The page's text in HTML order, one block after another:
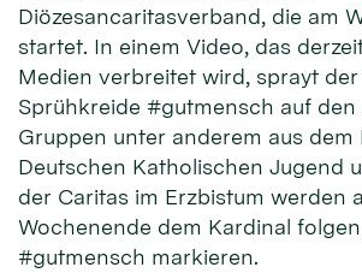
Diözesancaritasverband, die am
startet. In einem Video, das
Medien verbreitet wird, sprayt
Sprühkreide #gutmensch auf den
Gruppen unter anderem aus dem
Deutschen Katholischen Jugend
der Caritas im Erzbistum werden
Wochenende dem Kardinal
#gutmensch markieren.